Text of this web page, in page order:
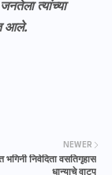
त्यांच्या
आले.
NEWER
भगिनी निवेदिता वसतिगृहास
धान्याचे वाटप